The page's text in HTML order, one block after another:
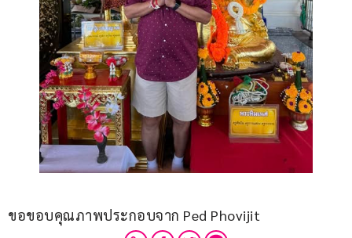
ขอขอบคุณภาพประกอบจาก Ped Phovijit